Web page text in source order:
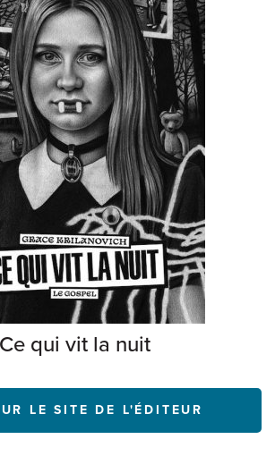
Ce qui vit la nuit
LE SITE DE L'ÉDITEUR